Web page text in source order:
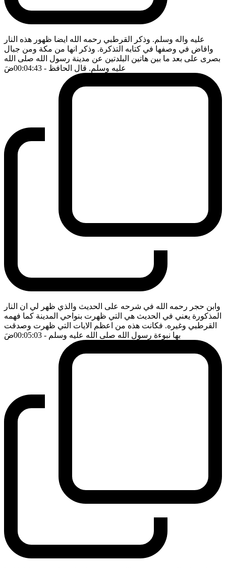
عليه واله وسلم. وذكر القرطبي رحمه الله ايضا ظهور هذه النار
وافاض في وصفها في كتابه التذكرة. وذكر انها من مكة ومن جبال
بصرى على بعد ما بين هاتين البلدتين عن مدينة رسول الله صلى الله
عليه وسلم. قال الحافظ - 00:04:43 ضَ
وابن حجر رحمه الله في شرحه على الحديث والذي ظهر لي ان النار
المذكورة يعني في الحديث هي التي ظهرت بنواحي المدينة كما فهمه
القرطبي وغيره. فكانت هذه من اعظم الايات التي ظهرت وصدقت
بها نبوءة رسول الله صلى الله عليه وسلم - 00:05:03 ضَ